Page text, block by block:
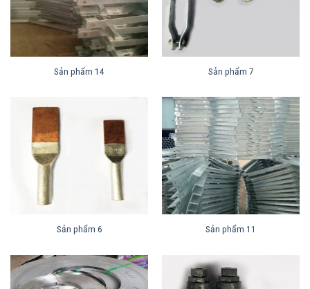
Sản phẩm 14 Sản phẩm 7
Sản phẩm 6 Sản phẩm 11